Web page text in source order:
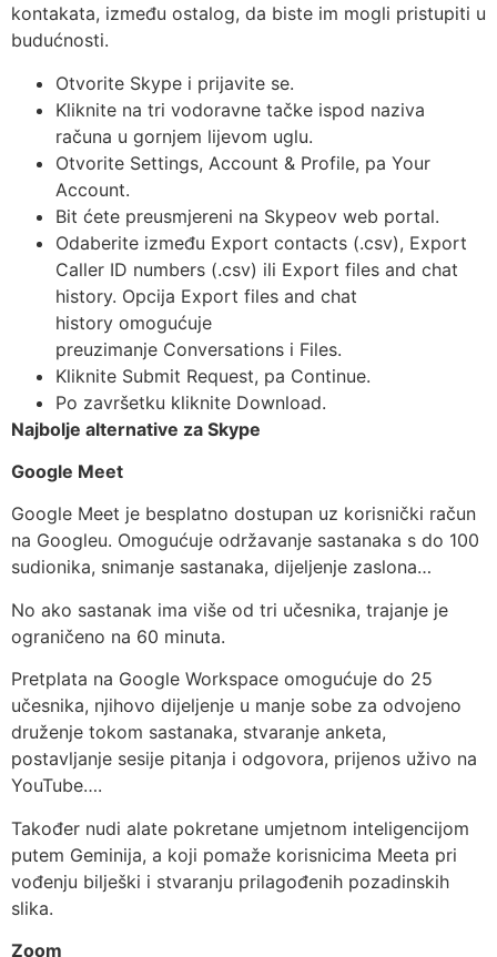
kontakata, između ostalog, da biste im mogli pristupiti u
budućnosti.
Otvorite Skype i prijavite se.
Kliknite na tri vodoravne tačke ispod naziva
računa u gornjem lijevom uglu.
Otvorite Settings, Account & Profile, pa Your
Account.
Bit ćete preusmjereni na Skypeov web portal.
Odaberite između Export contacts (.csv), Export
Caller ID numbers (.csv) ili Export files and chat
history. Opcija Export files and chat
history omogućuje
preuzimanje Conversations i Files.
Kliknite Submit Request, pa Continue.
Po završetku kliknite Download.
Najbolje alternative za Skype
Google Meet
Google Meet je besplatno dostupan uz korisnički račun
na Googleu. Omogućuje održavanje sastanaka s do 100
sudionika, snimanje sastanaka, dijeljenje zaslona…
No ako sastanak ima više od tri učesnika, trajanje je
ograničeno na 60 minuta.
Pretplata na Google Workspace omogućuje do 25
učesnika, njihovo dijeljenje u manje sobe za odvojeno
druženje tokom sastanaka, stvaranje anketa,
postavljanje sesije pitanja i odgovora, prijenos uživo na
YouTube….
Također nudi alate pokretane umjetnom inteligencijom
putem Geminija, a koji pomaže korisnicima Meeta pri
vođenju bilješki i stvaranju prilagođenih pozadinskih
slika.
Zoom